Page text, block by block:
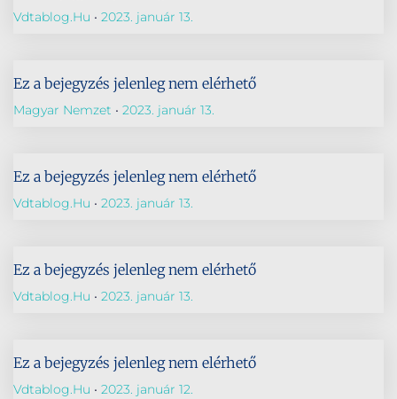
Vdtablog.hu 2023. január 13.
Ez a bejegyzés jelenleg nem elérhető
Magyar Nemzet 2023. január 13.
Ez a bejegyzés jelenleg nem elérhető
Vdtablog.hu 2023. január 13.
Ez a bejegyzés jelenleg nem elérhető
Vdtablog.hu 2023. január 13.
Ez a bejegyzés jelenleg nem elérhető
Vdtablog.hu 2023. január 12.